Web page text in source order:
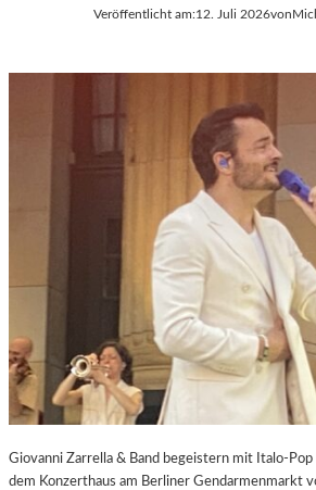
Veröffentlicht am:12. Juli 2026von
Giovanni Zarrella & Band begeistern mit Italo-
dem Konzerthaus am Berliner Gendarmenmarkt